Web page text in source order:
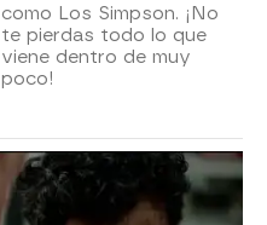
como Los Simpson. ¡No
te pierdas todo lo que
viene dentro de muy
poco!